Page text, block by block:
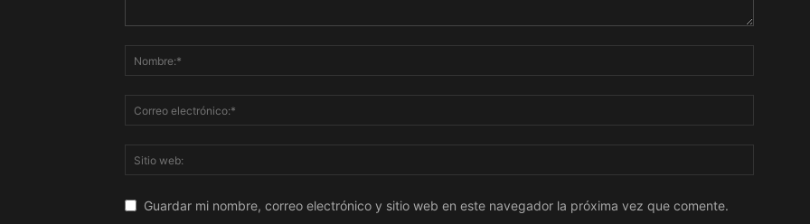
Guardar mi nombre, correo electrónico y sitio web en este navegador la próxima vez que comente.